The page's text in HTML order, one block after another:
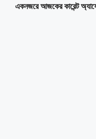
একনজরে আজকের কারেন্ট